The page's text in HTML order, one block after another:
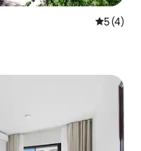
從 4 則評
5 (4)